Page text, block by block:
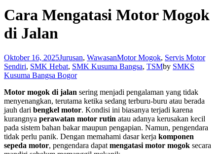
Cara Mengatasi Motor Mogok
di Jalan
Oktober 16, 2025Jurusan, WawasanMotor Mogok, Servis Motor
Sendiri, SMK Hebat, SMK Kusuma Bangsa, TSMby SMKS
Kusuma Bangsa Bogor
Motor mogok di jalan sering menjadi pengalaman yang tidak
menyenangkan, terutama ketika sedang terburu-buru atau berada
jauh dari bengkel motor. Kondisi ini biasanya terjadi karena
kurangnya perawatan motor rutin atau adanya kerusakan kecil
pada sistem bahan bakar maupun pengapian. Namun, pengendara
tidak perlu panik. Dengan memahami dasar kerja komponen
sepeda motor, pengendara dapat mengatasi motor mogok secara